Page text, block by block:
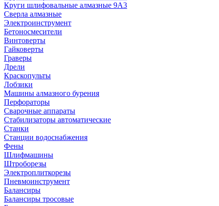
Круги шлифовальные алмазные 9А3
Сверла алмазные
Электроинструмент
Бетоносмесители
Винтоверты
Гайковерты
Граверы
Дрели
Краскопульты
Лобзики
Машины алмазного бурения
Перфораторы
Сварочные аппараты
Стабилизаторы автоматические
Станки
Станции водоснабжения
Фены
Шлифмашины
Штроборезы
Электроплиткорезы
Пневмоинструмент
Балансиры
Балансиры тросовые